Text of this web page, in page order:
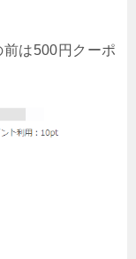
は500円クーポ